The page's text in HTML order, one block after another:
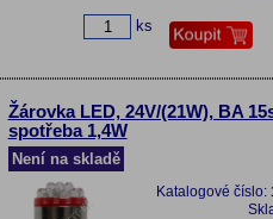
ks
Žárovka LED, 24V/(21W), BA
spotřeba 1,4W
Není na skladě
Katalogové číslo: